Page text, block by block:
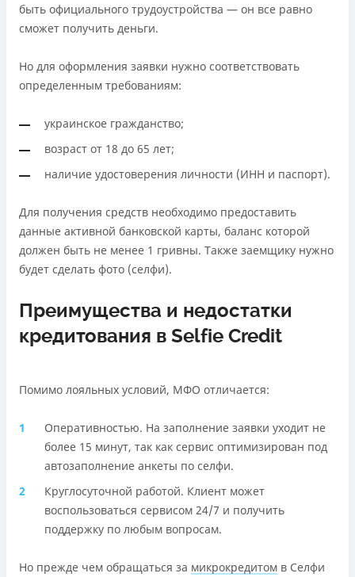
быть официального трудоустройства — он все равно
сможет получить деньги.
Но для оформления заявки нужно соответствовать
определенным требованиям:
украинское гражданство;
возраст от 18 до 65 лет;
наличие удостоверения личности (ИНН и паспорт).
Для получения средств необходимо предоставить
данные активной банковской карты, баланс которой
должен быть не менее 1 гривны. Также заемщику нужно
будет сделать фото (селфи).
Преимущества и недостатки
кредитования в Selfie Credit
Помимо лояльных условий, МФО отличается:
Оперативностью. На заполнение заявки уходит не
более 15 минут, так как сервис оптимизирован под
автозаполнение анкеты по селфи.
Круглосуточной работой. Клиент может
воспользоваться сервисом 24/7 и получить
поддержку по любым вопросам.
Но прежде чем обращаться за микрокредитом в Селфи